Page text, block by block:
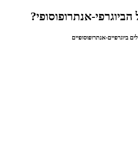
אנתרופוסופי?
אנתרופוסופיים